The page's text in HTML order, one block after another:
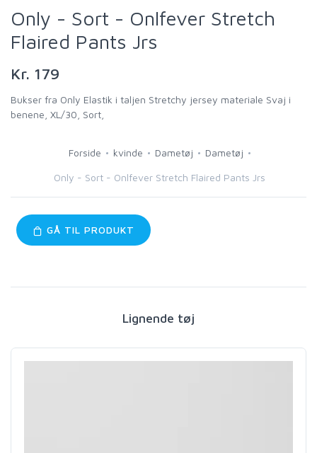
Only - Sort - Onlfever Stretch
Flaired Pants Jrs
Kr. 179
Bukser fra Only Elastik i taljen Stretchy jersey materiale Svaj i
benene, XL/30, Sort,
Forside kvinde Dametøj Dametøj
Only - Sort - Onlfever Stretch Flaired Pants Jrs
GÅ TIL PRODUKT
Lignende tøj